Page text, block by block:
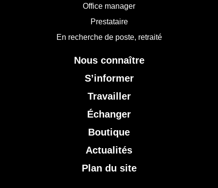
Office manager
Prestataire
En recherche de poste, retraité
Nous connaître
S’informer
Travailler
Échanger
Boutique
Actualités
Plan du site